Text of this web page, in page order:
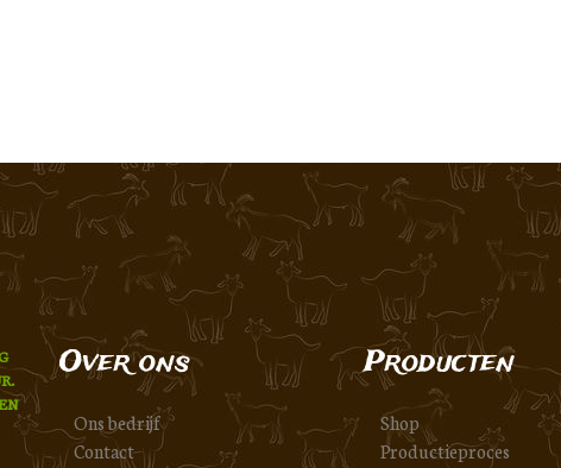
Over ons
Ons bedrijf
Contact
Producten
Shop
Productieproces